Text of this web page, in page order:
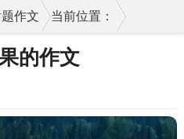
当前位置：
作文
的作文